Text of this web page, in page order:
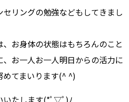
リングの勉強などもしてきまし
お身体の状態はもちろんのこと
お一人お一人明日からの活力に
めてまいります(^ ^)
いたします(*ﾟ▽ﾟ)ﾉ